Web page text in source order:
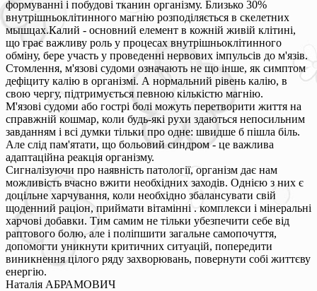
формуванні і побудові тканин організму. Близько 30%
внутрішньоклітинного магнію розподіляється в скелетних
мышцах.Калий - основний елемент в кожній живій клітині,
що грає важливу роль у процесах внутрішньоклітинного
обміну, бере участь у проведенні нервових імпульсів до м'язів.
Стомлення, м'язові судоми означають не що інше, як симптом
дефіциту калію в організмі. А нормальний рівень калію, в
свою чергу, підтримується певною кількістю магнію.
М'язові судоми або гострі болі можуть перетворити життя на
справжній кошмар, коли будь-які рухи здаються непосильним
завданням і всі думки тільки про одне: швидше б пішла біль.
Але слід пам'ятати, що больовий синдром - це важлива
адаптаційна реакція організму.
Сигналізуючи про наявність патології, організм дає нам
можливість вчасно вжити необхідних заходів. Однією з них є
доцільне харчування, коли необхідно збалансувати свій
щоденний раціон, приймати вітамінні . комплекси і мінеральні
харчові добавки. Тим самим не тільки убезпечити себе від
раптового болю, але і поліпшити загальне самопочуття,
допомогти уникнути критичних ситуацій, попередити
виникнення цілого ряду захворювань, повернути собі життєву
енергію.
Наталія АБРАМОВИЧ